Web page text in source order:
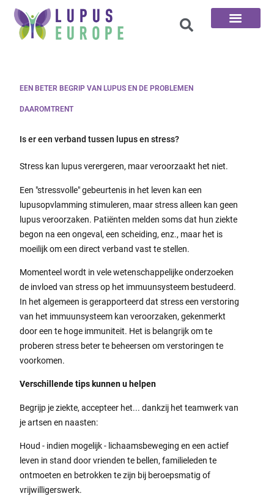
EEN BETER BEGRIP VAN LUPUS EN DE PROBLEMEN
DAAROMTRENT
Is er een verband tussen lupus en stress?
Stress kan lupus verergeren, maar veroorzaakt het niet.
Een "stressvolle" gebeurtenis in het leven kan een
lupusopvlamming stimuleren, maar stress alleen kan geen
lupus veroorzaken. Patiënten melden soms dat hun ziekte
begon na een ongeval, een scheiding, enz., maar het is
moeilijk om een direct verband vast te stellen.
Momenteel wordt in vele wetenschappelijke onderzoeken
de invloed van stress op het immuunsysteem bestudeerd.
In het algemeen is gerapporteerd dat stress een verstoring
van het immuunsysteem kan veroorzaken, gekenmerkt
door een te hoge immuniteit. Het is belangrijk om te
proberen stress beter te beheersen om verstoringen te
voorkomen.
Verschillende tips kunnen u helpen
Begrijp je ziekte, accepteer het... dankzij het teamwerk van
je artsen en naasten:
Houd - indien mogelijk - lichaamsbeweging en een actief
leven in stand door vrienden te bellen, familieleden te
ontmoeten en betrokken te zijn bij beroepsmatig of
vrijwilligerswerk.